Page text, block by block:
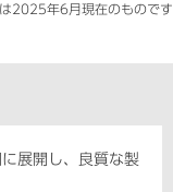
2025年6月現在のものです
展開し、
良質な製